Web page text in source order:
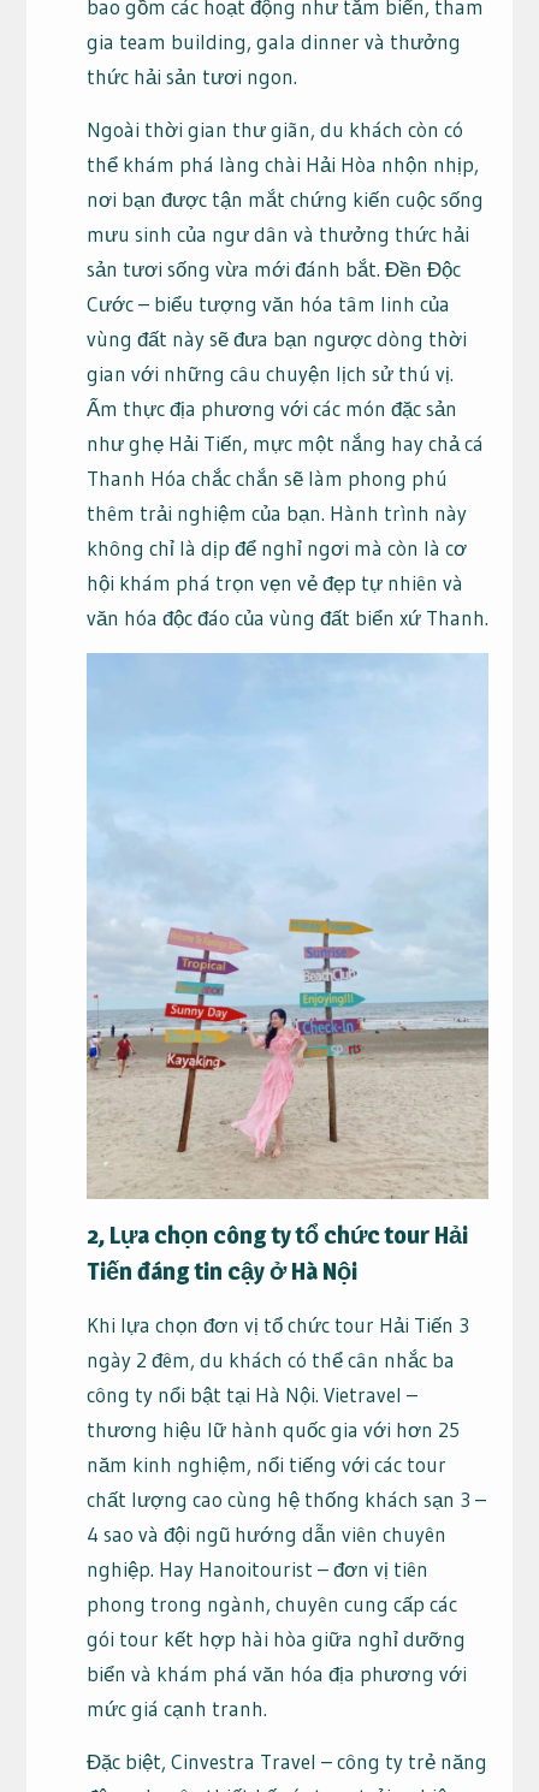
bao gồm các hoạt động như tắm biển, tham
gia team building, gala dinner và thưởng
thức hải sản tươi ngon.​
Ngoài thời gian thư giãn, du khách còn có
thể khám phá làng chài Hải Hòa nhộn nhịp,
nơi bạn được tận mắt chứng kiến cuộc sống
mưu sinh của ngư dân và thưởng thức hải
sản tươi sống vừa mới đánh bắt. Đền Độc
Cước – biểu tượng văn hóa tâm linh của
vùng đất này sẽ đưa bạn ngược dòng thời
gian với những câu chuyện lịch sử thú vị.
Ẩm thực địa phương với các món đặc sản
như ghẹ Hải Tiến, mực một nắng hay chả cá
Thanh Hóa chắc chắn sẽ làm phong phú
thêm trải nghiệm của bạn. Hành trình này
không chỉ là dịp để nghỉ ngơi mà còn là cơ
hội khám phá trọn vẹn vẻ đẹp tự nhiên và
văn hóa độc đáo của vùng đất biển xứ Thanh.
2, Lựa chọn công ty tổ chức tour Hải
Tiến đáng tin cậy ở Hà Nội
Khi lựa chọn đơn vị tổ chức tour Hải Tiến 3
ngày 2 đêm, du khách có thể cân nhắc ba
công ty nổi bật tại Hà Nội. Vietravel –
thương hiệu lữ hành quốc gia với hơn 25
năm kinh nghiệm, nổi tiếng với các tour
chất lượng cao cùng hệ thống khách sạn 3 –
4 sao và đội ngũ hướng dẫn viên chuyên
nghiệp. Hay Hanoitourist – đơn vị tiên
phong trong ngành, chuyên cung cấp các
gói tour kết hợp hài hòa giữa nghỉ dưỡng
biển và khám phá văn hóa địa phương với
mức giá cạnh tranh.
Đặc biệt, Cinvestra Travel – công ty trẻ năng